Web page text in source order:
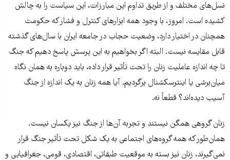
نسل‌های مختلف و از طریق تداوم این مبارزات، این سیاست را به چالش
کشیده است. امروز، با وجود همه ابزارهای کنترل و فشار که حکومت
همچنان در اختیار دارد، وضعیت حجاب در جامعه ایران با سال‌های گذشته
قابل مقایسه نیست. البته اگر بخواهیم به این پرسش پاسخ دهیم که جنگ
تا چه اندازه عاملیت زنان را تحت تأثیر قرار داده، باید دوباره به همان نگاه
میان‌برشی یا اینترسکشنال برگردیم. آیا همه زنان به یک اندازه از جنگ
آسیب دیده‌اند؟ قطعاً نه.
زنان گروهی همگن نیستند و تجربه آن‌ها از جنگ نیز یکسان نیست.
همان‌طور که همه گروه‌های اجتماعی به یک شکل تحت تأثیر جنگ قرار
نمی‌گیرند، زنان نیز بسته به موقعیت طبقاتی، اقتصادی، قومی، جغرافیایی و